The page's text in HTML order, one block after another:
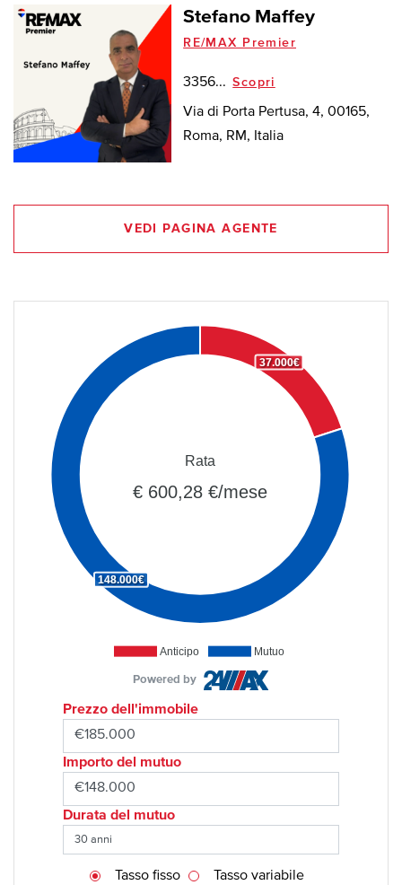
Stefano Maffey
RE/MAX Premier
3356... Scopri
Via di Porta Pertusa, 4, 00165,
Roma, RM, Italia
VEDI PAGINA AGENTE
Anticipo Mutuo
37.000€
148.000€
Rata
€ 600,28 €/mese
Powered by
Prezzo dell'immobile
Importo del mutuo
Durata del mutuo
Tasso fisso Tasso variabile